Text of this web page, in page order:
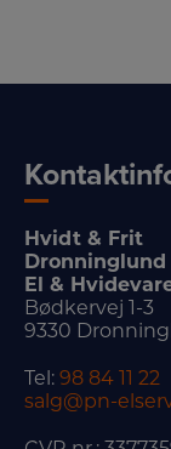
Hvidt & Frit
Dronninglund
El &
Bødkervej 1-3
9330
Tel: 98 84 11 22
salg@pn-